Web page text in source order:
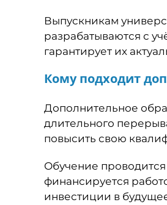
Выпускникам
разрабатываются с
гарантирует их
Кому подходит
Дополнительное
длительного
повысить свою
Обучение
финансируется
инвестиции в